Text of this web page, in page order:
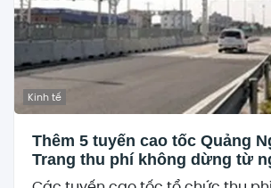
Kinh tế
Thêm 5 tuyến cao tốc Quảng
Trang thu phí không dừng từ